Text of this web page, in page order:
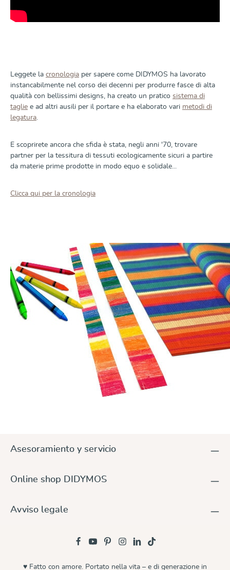
Leggete la cronologia per sapere come DIDYMOS ha lavorato
instancabilmente nel corso dei decenni per produrre fasce di alta
qualità con bellissimi designs, ha creato un pratico sistema di
taglie e ad altri ausili per il portare e ha elaborato vari metodi di
legatura.
E scoprirete ancora che sfida è stata, negli anni '70, trovare
partner per la tessitura di tessuti ecologicamente sicuri a partire
da materie prime prodotte in modo equo e solidale...
Clicca qui per la cronologia
Asesoramiento y servicio
Online shop DIDYMOS
Avviso legale
♥ Fatto con amore. Portato nella vita – e di generazione in